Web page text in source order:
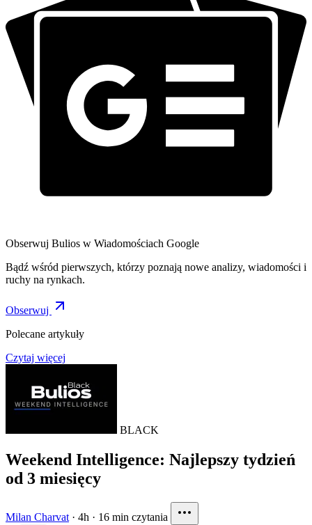
Obserwuj Bulios w Wiadomościach Google
Bądź wśród pierwszych, którzy poznają nowe analizy, wiadomości i
ruchy na rynkach.
Obserwuj
Polecane artykuły
Czytaj więcej
BLACK
Weekend Intelligence: Najlepszy tydzień
od 3 miesięcy
Milan Charvat · 4h · 16 min czytania